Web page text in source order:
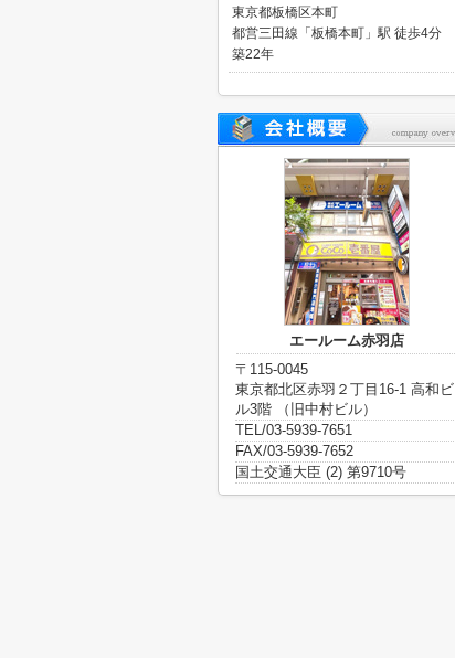
東京都板橋区本町
都営三田線「板橋本町」駅 徒歩4分
築22年
エールーム赤羽店
〒115-0045
東京都北区赤羽２丁目16-1 高和ビ
ル3階 （旧中村ビル）
TEL/03-5939-7651
FAX/03-5939-7652
国土交通大臣 (2) 第9710号